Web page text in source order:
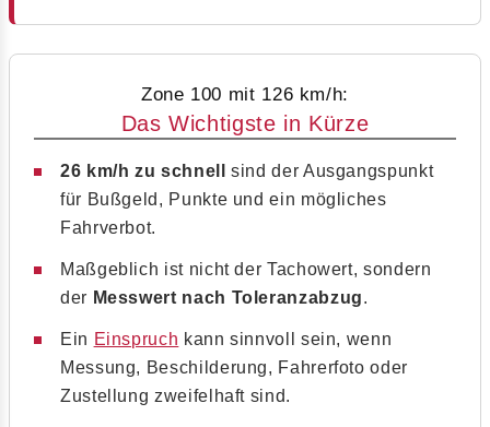
Zone 100 mit 126 km/h:
Das Wichtigste in Kürze
26 km/h zu schnell
sind der Ausgangspunkt
für Bußgeld, Punkte und ein mögliches
Fahrverbot.
Maßgeblich ist nicht der Tachowert, sondern
der Messwert nach Toleranzabzug.
Ein Einspruch kann sinnvoll sein, wenn
Messung, Beschilderung, Fahrerfoto oder
Zustellung zweifelhaft sind.